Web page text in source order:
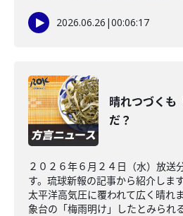
2026.06.26 |00:06:17
晴れつづくも
だ？
２０２６年６月２４日（水）放送
す。琉球新報の記事から紹介しま
太平洋高気圧に覆われて広く晴れ
象台の「梅雨明け」したとみられ